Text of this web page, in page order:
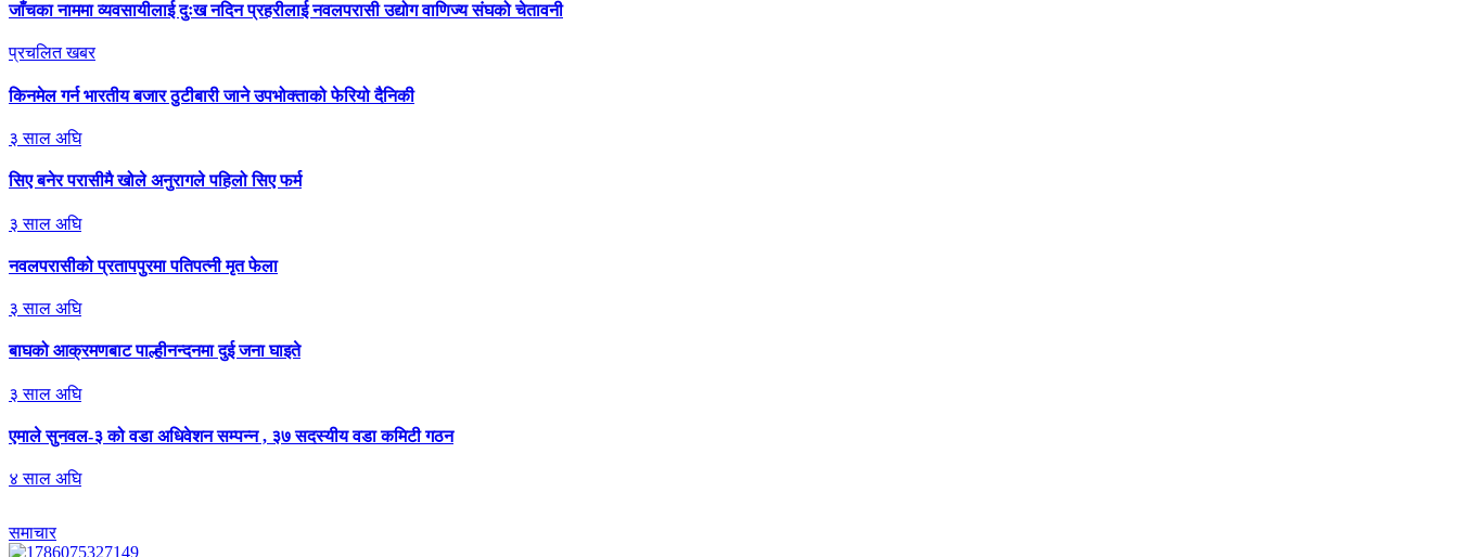
जाँचका नाममा व्यवसायीलाई दुःख नदिन प्रहरीलाई नवलपरासी उद्योग वाणिज्य संघको चेतावनी
प्रचलित खबर
किनमेल गर्न भारतीय बजार ठुटीबारी जाने उपभोक्ताको फेरियो दैनिकी
३ साल अघि
सिए बनेर परासीमै खोले अनुरागले पहिलो सिए फर्म
३ साल अघि
नवलपरासीको प्रतापपुरमा पतिपत्नी मृत फेला
३ साल अघि
बाघको आक्रमणबाट पाल्हीनन्दनमा दुई जना घाइते
३ साल अघि
एमाले सुनवल-३ को वडा अधिवेशन सम्पन्न , ३७ सदस्यीय वडा कमिटी गठन
४ साल अघि
समाचार